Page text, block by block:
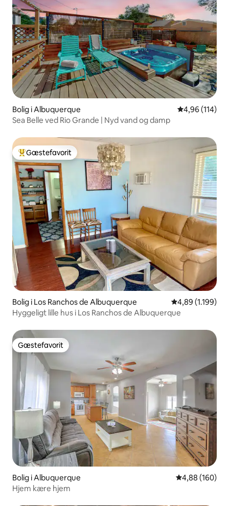
Bolig i Albuquerque 4,96 ud af 5 i
4,96 (114)
Sea Belle ved Rio Grande | Nyd vand og damp
Bedste gæstefavorit
Gæstefavorit
Bolig i Los Ranchos de Albuquerque 4,89 ud af 5 i
4,89 (1.199)
Hyggeligt lille hus i Los Ranchos de Albuquerque
Gæstefavorit
Gæstefavorit
Bolig i Albuquerque 4,88 ud af 5 i
4,88 (160)
Hjem kære hjem